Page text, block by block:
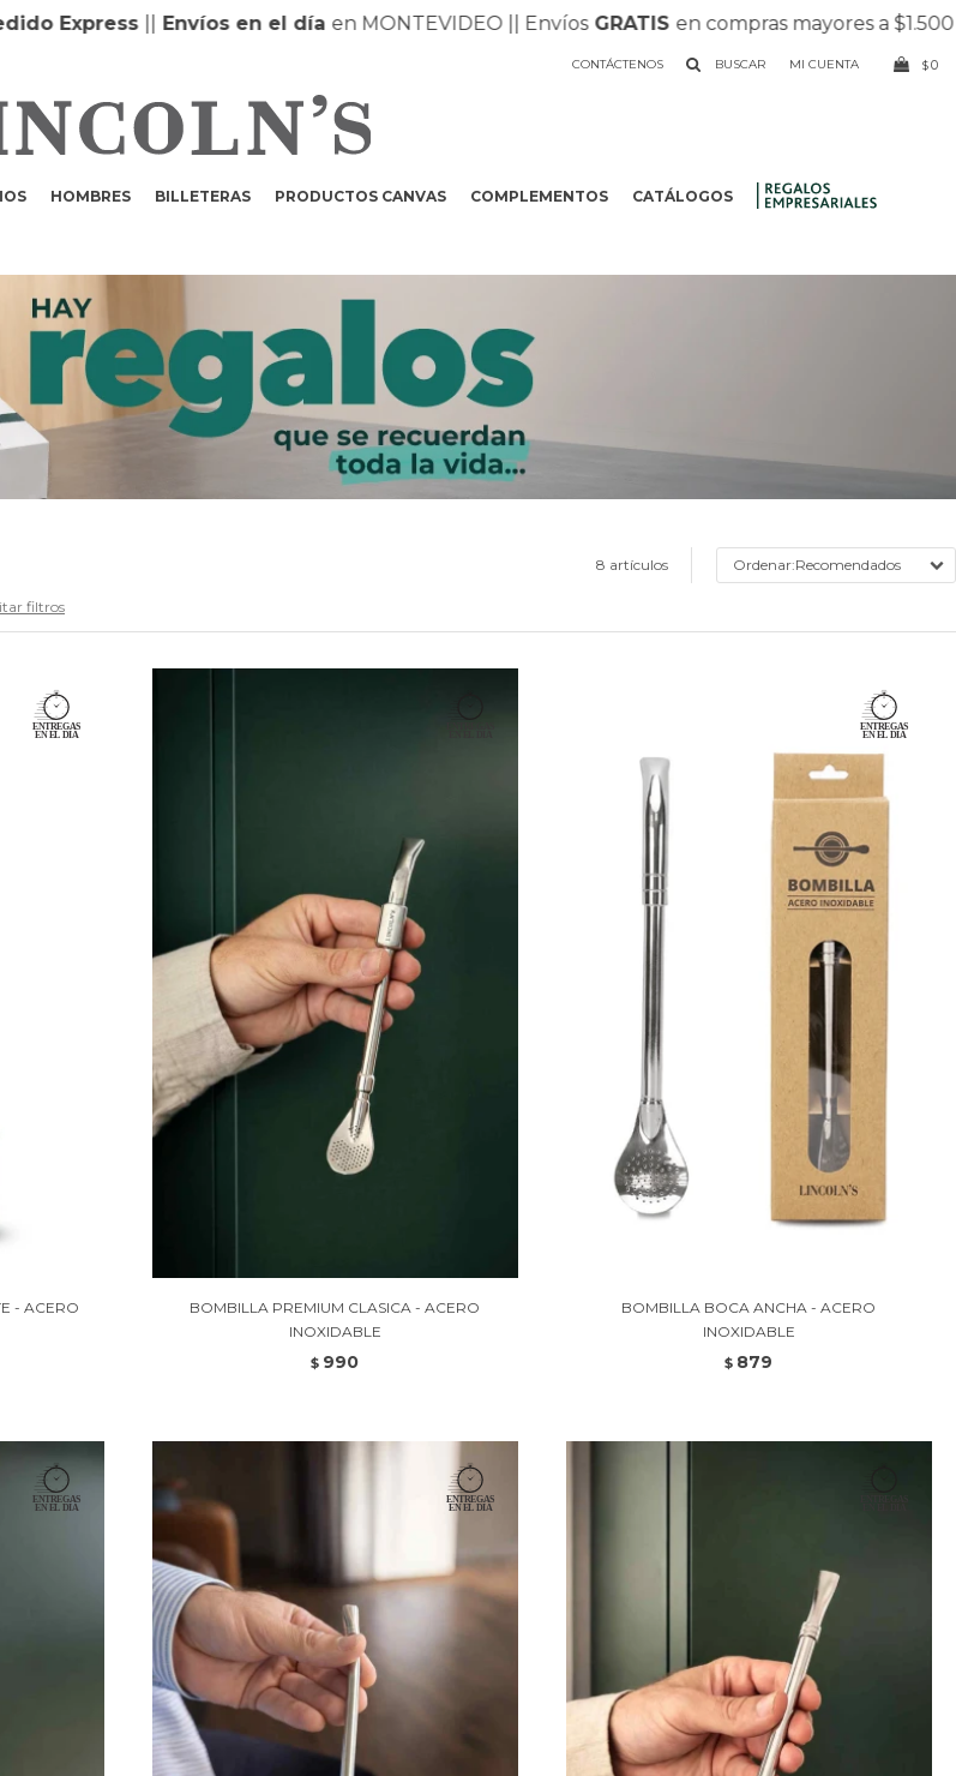
Express||Envíos en el díaen MONTEVIDEO || EnvíosGRATISen compras mayores a $1.500 ||
HOMBRES BILLETERAS PRODUCTOS CANVAS COMPLEMENTOS CATÁLOGOS
CONTÁCTENOS $0
8 artículos Recomendados
filtros
- ACERO
BOMBILLA PREMIUM CLASICA - ACERO
INOXIDABLE
$ 990
BOMBILLA BOCA ANCHA - ACERO
INOXIDABLE
$ 879